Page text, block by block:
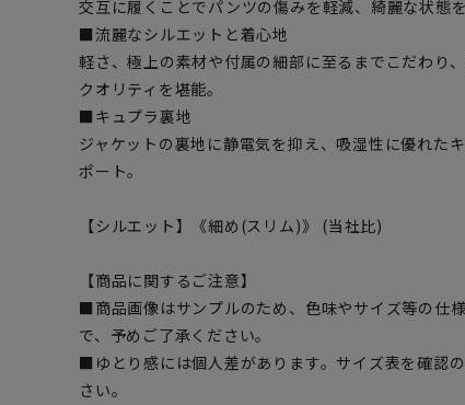
交互に履くことでパンツの傷みを軽減、綺麗な状態を
■流麗なシルエットと着心地
軽さ、極上の素材や付属の細部に至るまでこだわり
クオリティを堪能。
■キュプラ裏地
ジャケットの裏地に静電気を抑え、吸湿性に優れた
ポート。
【シルエット】《細め(スリム)》 (当社比)
【商品に関するご注意】
■商品画像はサンプルのため、色味やサイズ等の仕
で、予めご了承ください。
■ゆとり感には個人差があります。サイズ表を確認
さい。